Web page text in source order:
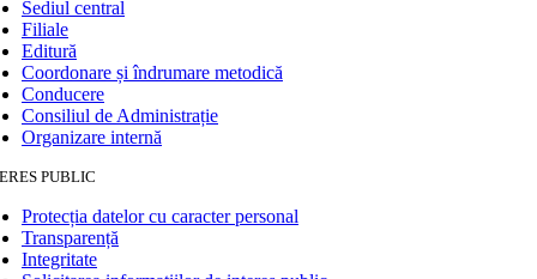
Sediul central
Filiale
Editură
Coordonare și îndrumare metodică
Conducere
Consiliul de Administrație
Organizare internă
PUBLIC
Protecția datelor cu caracter personal
Transparență
Integritate